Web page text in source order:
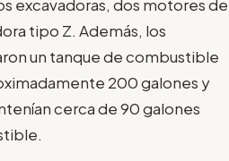
excavadoras, dos motores de
tipo Z. Además, los
un tanque de combustible
200 galones y
cerca de 90 galones